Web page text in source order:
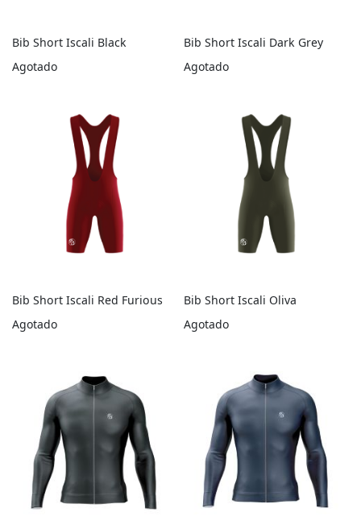
Bib Short Iscali Black
Agotado
Bib Short Iscali Dark Grey
Agotado
Bib Short Iscali Red Furious
Agotado
Bib Short Iscali Oliva
Agotado